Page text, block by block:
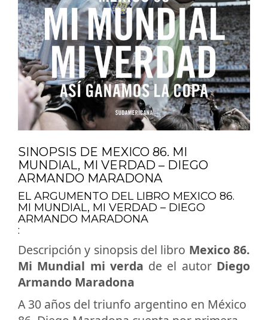
SINOPSIS DE MEXICO 86. MI
MUNDIAL, MI VERDAD – DIEGO
ARMANDO MARADONA
EL ARGUMENTO DEL LIBRO MEXICO 86.
MI MUNDIAL, MI VERDAD – DIEGO
ARMANDO MARADONA
:
Descripción y sinopsis del libro Mexico 86.
Mi Mundial mi verda de el autor Diego
Armando Maradona
A 30 años del triunfo argentino en México